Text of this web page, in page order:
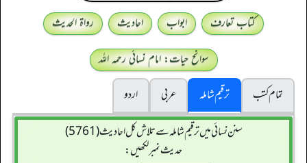
کتاب تعارف ابواب احادیث
رواۃ الحدیث
سوانح حیات: امام نسائی رحمہ اللہ
تمام کتب
ترقیم شاملہ عربی
اردو
سنن نسائی میں ترقیم شاملہ سے تلاش کل احادیث (5761)
حدیث نمبر لکھیں: